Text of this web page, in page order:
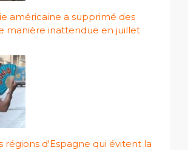
américaine a supprimé des
manière inattendue en juillet
régions d'Espagne qui évitent la